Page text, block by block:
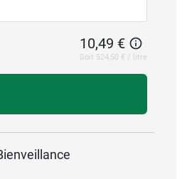
10,49 €
Soit 524,50 € / litre